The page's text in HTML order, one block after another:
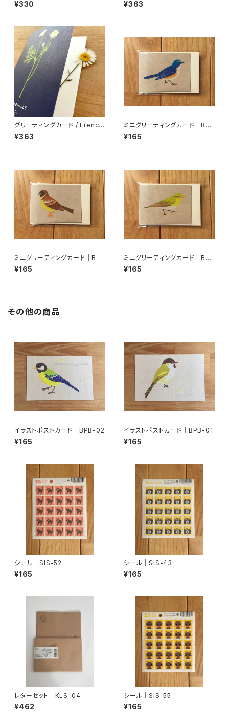
¥330 ¥363
グリーティングカード / French
Botanical
¥363
ミニグリーティングカード｜BM
C-01
¥165
ミニグリーティングカード｜BM
C-02
¥165
ミニグリーティングカード｜BM
C-03
¥165
その他の商品
イラストポストカード｜BPB-02
¥165
イラストポストカード｜BPB-01
¥165
シール｜SIS-52
¥165
シール｜SIS-43
¥165
レターセット｜KLS-04
¥462
シール｜SIS-55
¥165